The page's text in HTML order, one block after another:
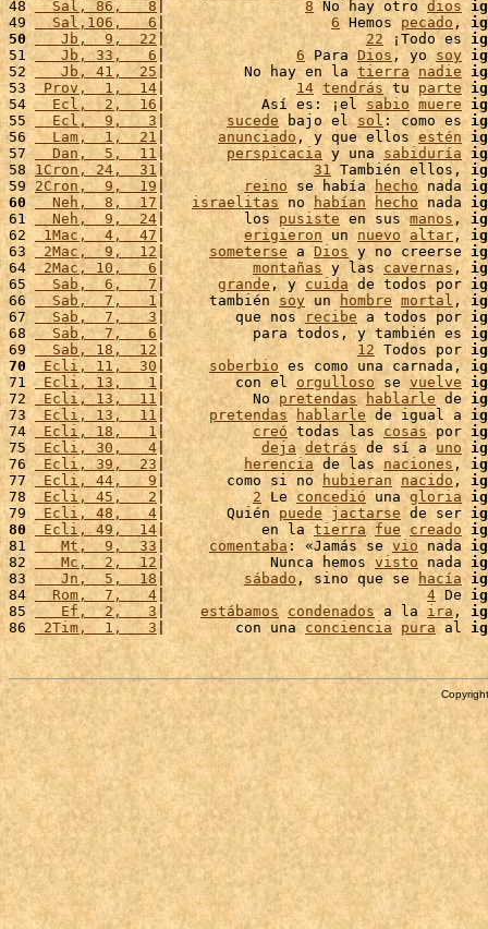
48
  Sal, 86,   8
| 8 No hay otro dios
49
  Sal,106,   6
| 6 Hemos pecado ,
50
   Jb,  9,  22
| 22 ¡Todo es
51
   Jb, 33,   6
| 6 Para Dios , yo soy
52
   Jb, 41,  25
|         No hay en la tierra nadie
53 Prov,  1,  14 | 14 tendrás tu parte
54
  Ecl,  2,  16
|           Así es: ¡el sabio muere
55
  Ecl,  9,   3
| sucede bajo el sol: como es
56
  Lam,  1,  21
| anunciado, y que ellos estén
57
  Dan,  5,  11
| perspicacia y una sabiduría
58 1Cron, 24,  31 | 31 También ellos,
59 2Cron,  9,  19 | reino se había hecho nada
60
  Neh,  8,  17
| israelitas no habían hecho nada
61
  Neh,  9,  24
|         los pusiste en sus manos,
62 1Mac,  4,  47 | erigieron un nuevo altar ,
63 2Mac,  9,  12| someterse a Dios y no creerse
64
2Mac, 10,   6 | montañas y las cavernas ,
65
  Sab,  6,   7
| grande, y cuida de todos por
66
  Sab,  7,   1
|     también soy un hombre mortal ,
67
  Sab,  7,   3
|        que nos recibe a todos por
68
  Sab,  7,   6
|          para todos, y también es
69
  Sab, 18,  12
| 12 Todos por
70
Ecli, 11,  30 | soberbio es como una carnada,
71 Ecli, 13,   1 |        con el orgulloso se vuelve
72
Ecli, 13,  11|          No pretendas hablarle de
73 Ecli, 13,  11| pretendas hablarle de igual a
74 Ecli, 18,   1| creó todas las cosas por
75 Ecli, 30,   4 | deja detrás de sí a uno
76 Ecli, 39,  23 | herencia de las naciones,
77
Ecli, 44,   9 |       como si no hubieran nacido,
78 Ecli, 45,   2| 2 Le concedió una gloria
79 Ecli, 48,   4 |       Quién puede jactarse de ser
80 Ecli, 49,  14|           en la tierra fue creado
81
   Mt,  9,  33
| comentaba : «Jamás se vio nada
82
   Mc,  2,  12
|            Nunca hemos visto nada
83
   Jn,  5,  18
| sábado, sino que se hacía
84
  Rom,  7,   4
| 4 De
85
   Ef,  2,   3
| estábamos condenados a la ira ,
86
2Tim,  1,   3 |        con una conciencia pura al